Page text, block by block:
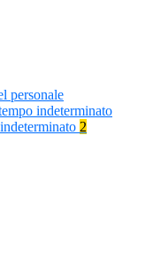
personale
indeterminato
2